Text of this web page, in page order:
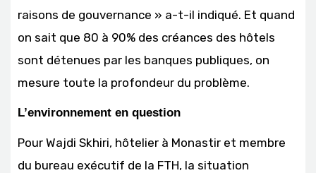
raisons de gouvernance » a-t-il indiqué. Et quand
on sait que 80 à 90% des créances des hôtels
sont détenues par les banques publiques, on
mesure toute la profondeur du problème.
L’environnement en question
Pour Wajdi Skhiri, hôtelier à Monastir et membre
du bureau exécutif de la FTH, la situation